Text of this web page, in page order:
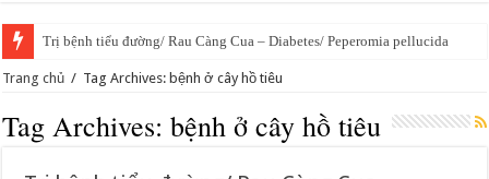
Trị bệnh tiểu đường/ Rau Càng Cua – Diabetes/ Peperomia pellucida
Trang chủ / Tag Archives: bệnh ở cây hồ tiêu
Tag Archives:bệnh ở cây hồ tiêu